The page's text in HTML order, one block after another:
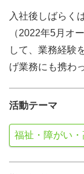
入社後しばらく
（2022年5月オ
して、業務経験
げ業務にも携わ
活動テーマ
福祉・障がい